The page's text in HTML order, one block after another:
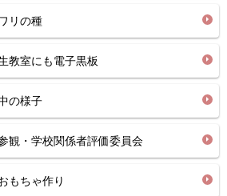
リの種
教室にも電子黒板
の様子
・学校関係者評価委員会
もちゃ作り